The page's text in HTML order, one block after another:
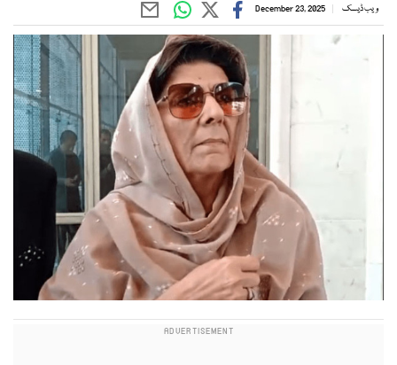
ویب ڈیسک December 23, 2025